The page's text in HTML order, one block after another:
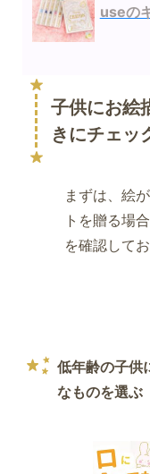
useの
子供にお絵
きにチェッ
まずは、絵
トを贈る場
を確認して
低年齢の子供
なものを選ぶ